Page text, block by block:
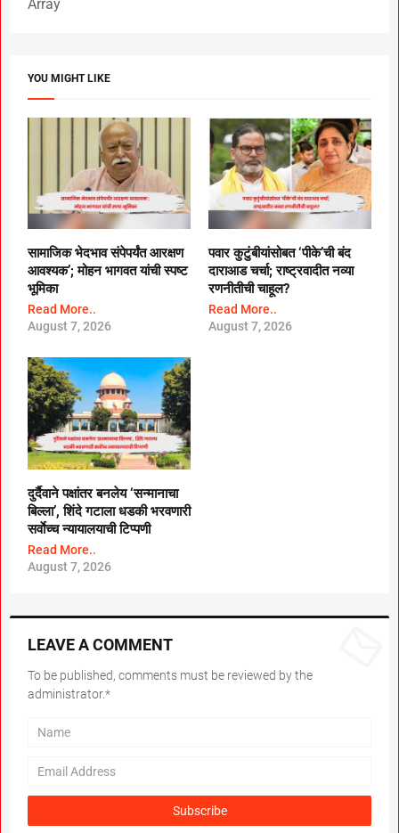
Array
YOU MIGHT LIKE
सामाजिक भेदभाव संपेपर्यंत आरक्षण
आवश्यक’; मोहन भागवत यांची स्पष्ट
भूमिका
Read More..
August 7, 2026
पवार कुटुंबीयांसोबत ‘पीके’ची बंद
दाराआड चर्चा; राष्ट्रवादीत नव्या
रणनीतीची चाहूल?
Read More..
August 7, 2026
दुर्दैवाने पक्षांतर बनलेय ‘सन्मानाचा
बिल्ला’, शिंदे गटाला धडकी भरवणारी
सर्वाेच्च न्यायालयाची टिप्पणी
Read More..
August 7, 2026
LEAVE A COMMENT
To be published, comments must be reviewed by the
administrator.*